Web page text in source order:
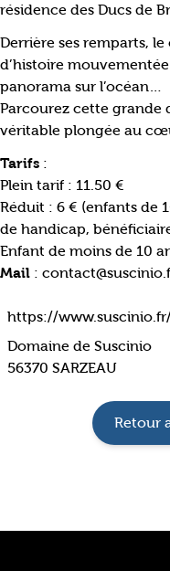
résidence des Ducs de
Derrière ses remparts,
d’histoire
panorama sur l’océan…
Parcourez cette grande
véritable plongée au
Tarifs :
Plein tarif : 11.50 €
Réduit : 6 € (enfants de
de handicap,
Enfant de moins de 10
Mail :
https://
Domaine de Suscinio
56370 SARZEAU
Retour